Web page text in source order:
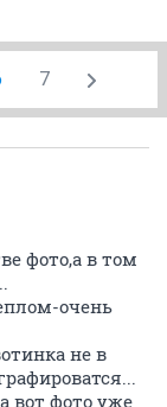
7
фото,а в том
очень
не в
вот фото уже